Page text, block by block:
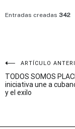
Entradas creadas 342
Navegación
de
ARTÍCULO
TODOS SOMOS
iniciativa une a
y el exilo